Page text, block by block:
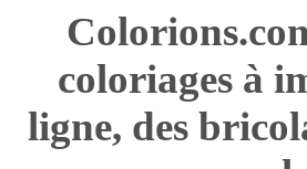
coloriages à
ligne, des